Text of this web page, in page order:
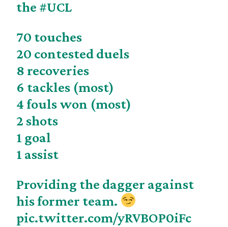
the #UCL
70 touches
20 contested duels
8 recoveries
6 tackles (most)
4 fouls won (most)
2 shots
1 goal
1 assist
Providing the dagger against
his former team.
pic.twitter.com/yRVBOP0iFc